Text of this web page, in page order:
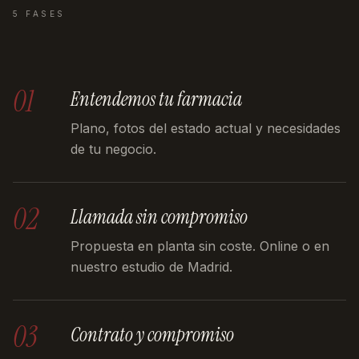
5 FASES
01 Entendemos tu farmacia
Plano, fotos del estado actual y necesidades
de tu negocio.
02 Llamada sin compromiso
Propuesta en planta sin coste. Online o en
nuestro estudio de Madrid.
03 Contrato y compromiso